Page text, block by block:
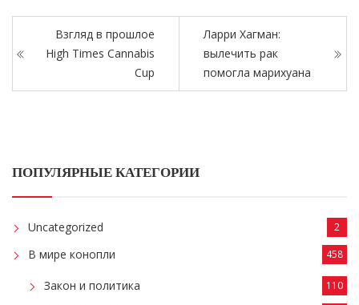
Взгляд в прошлое
High Times Cannabis
Cup
Ларри Хагман:
вылечить рак
помогла марихуана
ПОПУЛЯРНЫЕ КАТЕГОРИИ
Uncategorized 2
В мире конопли 458
Закон и политика 110